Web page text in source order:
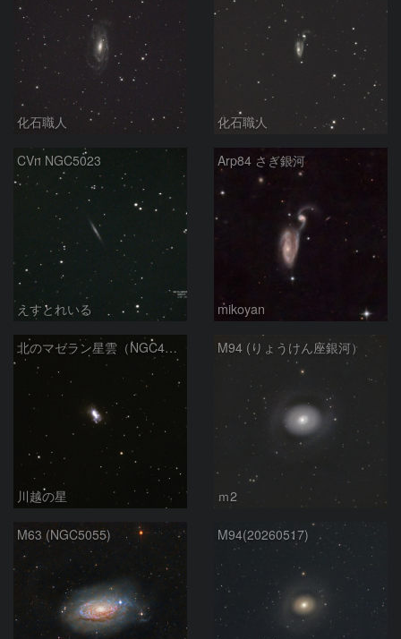
化石職人 化石職人
CVn NGC5023
えすとれいる
Arp84 さぎ銀河
mikoyan
北のマゼラン星雲（NGC4440)
川越の星
M94 (りょうけん座銀河）
ｍ2
M63 (NGC5055) M94(20260517)